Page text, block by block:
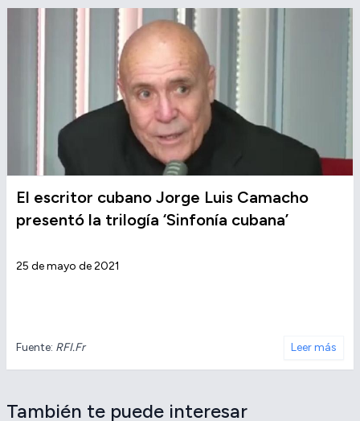
El escritor cubano Jorge Luis Camacho
presentó la trilogía ‘Sinfonía cubana’
25 de mayo de 2021
Fuente: RFI.Fr Leer más
También te puede interesar